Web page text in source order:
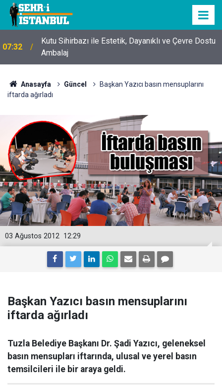
07:32
Kutu Sihirbazı ile Estetik, Dayanıklı ve Çevre Dostu
Ambalaj
Anasayfa Güncel
Başkan Yazıcı basın mensuplarını
iftarda ağırladı
12:29
03 Ağustos 2012
Başkan Yazıcı basın mensuplarını
iftarda ağırladı
Tuzla Belediye Başkanı Dr. Şadi Yazıcı, geleneksel
basın mensupları iftarında, ulusal ve yerel basın
temsilcileri ile bir araya geldi.